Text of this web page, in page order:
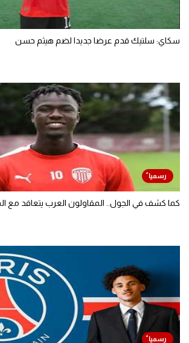
سكاي: سلتيك قدم عرضا جديدا لضم هيثم حسن
كما كشف في الجول.. المقاولون العرب يتعاقد مع